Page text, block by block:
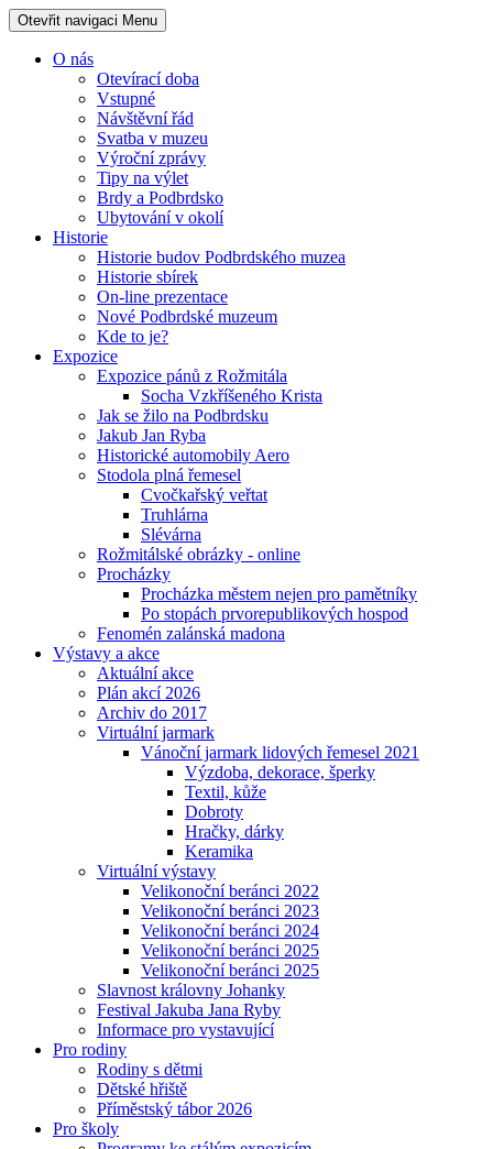
Otevřit navigaci Menu
O nás
Otevírací doba
Vstupné
Návštěvní řád
Svatba v muzeu
Výroční zprávy
Tipy na výlet
Brdy a Podbrdsko
Ubytování v okolí
Historie
Historie budov Podbrdského muzea
Historie sbírek
On-line prezentace
Nové Podbrdské muzeum
Kde to je?
Expozice
Expozice pánů z Rožmitála
Socha Vzkříšeného Krista
Jak se žilo na Podbrdsku
Jakub Jan Ryba
Historické automobily Aero
Stodola plná řemesel
Cvočkařský veřtat
Truhlárna
Slévárna
Rožmitálské obrázky - online
Procházky
Procházka městem nejen pro pamětníky
Po stopách prvorepublikových hospod
Fenomén zalánská madona
Výstavy a akce
Aktuální akce
Plán akcí 2026
Archiv do 2017
Virtuální jarmark
Vánoční jarmark lidových řemesel 2021
Výzdoba, dekorace, šperky
Textil, kůže
Dobroty
Hračky, dárky
Keramika
Virtuální výstavy
Velikonoční beránci 2022
Velikonoční beránci 2023
Velikonoční beránci 2024
Velikonoční beránci 2025
Velikonoční beránci 2025
Slavnost královny Johanky
Festival Jakuba Jana Ryby
Informace pro vystavující
Pro rodiny
Rodiny s dětmi
Dětské hřiště
Příměstský tábor 2026
Pro školy